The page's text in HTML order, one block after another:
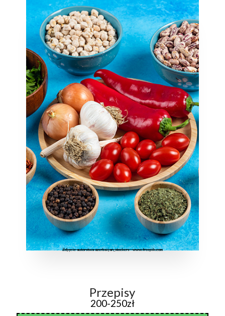
Zdjęcie autorstwa azerbaijan_stockers - www.freepik.com
Przepisy
200-250zł